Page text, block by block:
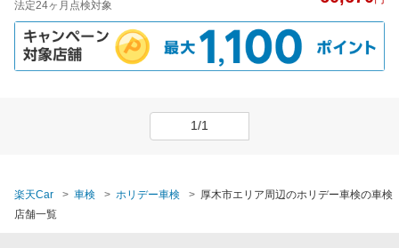
法定24ヶ月点検対象
1/1
楽天Car 車検 ホリデー車検
厚木市エリア周辺のホリデー車検の車検
店舗一覧